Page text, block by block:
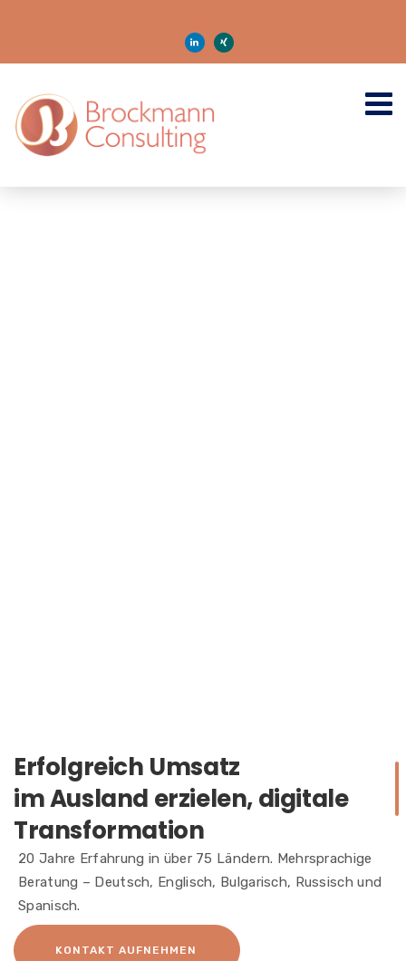
Erfolgreich Umsatz
im Ausland erzielen, digitale
Transformation
20 Jahre Erfahrung in über 75 Ländern. Mehrsprachige
Beratung – Deutsch, Englisch, Bulgarisch, Russisch und
Spanisch.
KONTAKT AUFNEHMEN